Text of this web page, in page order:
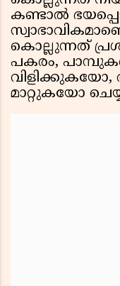
കണ്ടാല്‍
കൊല്ലുന്നത്
പകരം,
വിളിക്കുകയോ,
മാറ്റുകയോ